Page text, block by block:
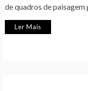
de quadros de
Ler Mais